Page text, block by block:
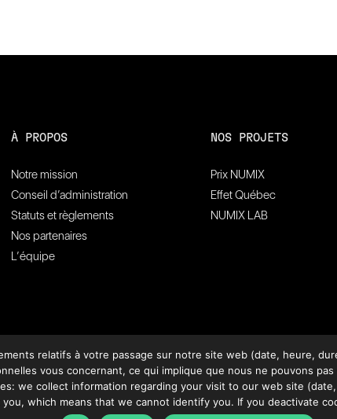
À PROPOS
Notre mission
Conseil d’administration
Statuts et règlements
Nos partenaires
L’équipe
NOS PROJETS
Prix NUMIX
Effet Québec
NUMIX LAB
relatifs à votre passage sur notre site web (date, heure,
vous concernant, ce qui implique que nous ne pouvons
we collect information regarding your visit to our web site
which means that we cannot identify you. If you deactivate